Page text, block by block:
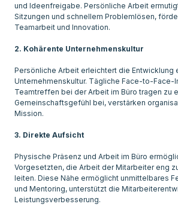
und Ideenfreigabe. Persönliche Arbeit
Sitzungen und schnellem Problemlösen,
Teamarbeit und Innovation.
2. Kohärente Unternehmenskultur
Persönliche Arbeit erleichtert die Entwicklung
Unternehmenskultur. Tägliche Face-to-Face-
Teamtreffen bei der Arbeit im Büro tragen zu
Gemeinschaftsgefühl bei, verstärken
Mission.
3. Direkte Aufsicht
Physische Präsenz und Arbeit im Büro
Vorgesetzten, die Arbeit der Mitarbeiter eng
leiten. Diese Nähe ermöglicht unmittelbares
und Mentoring, unterstützt die
Leistungsverbesserung.